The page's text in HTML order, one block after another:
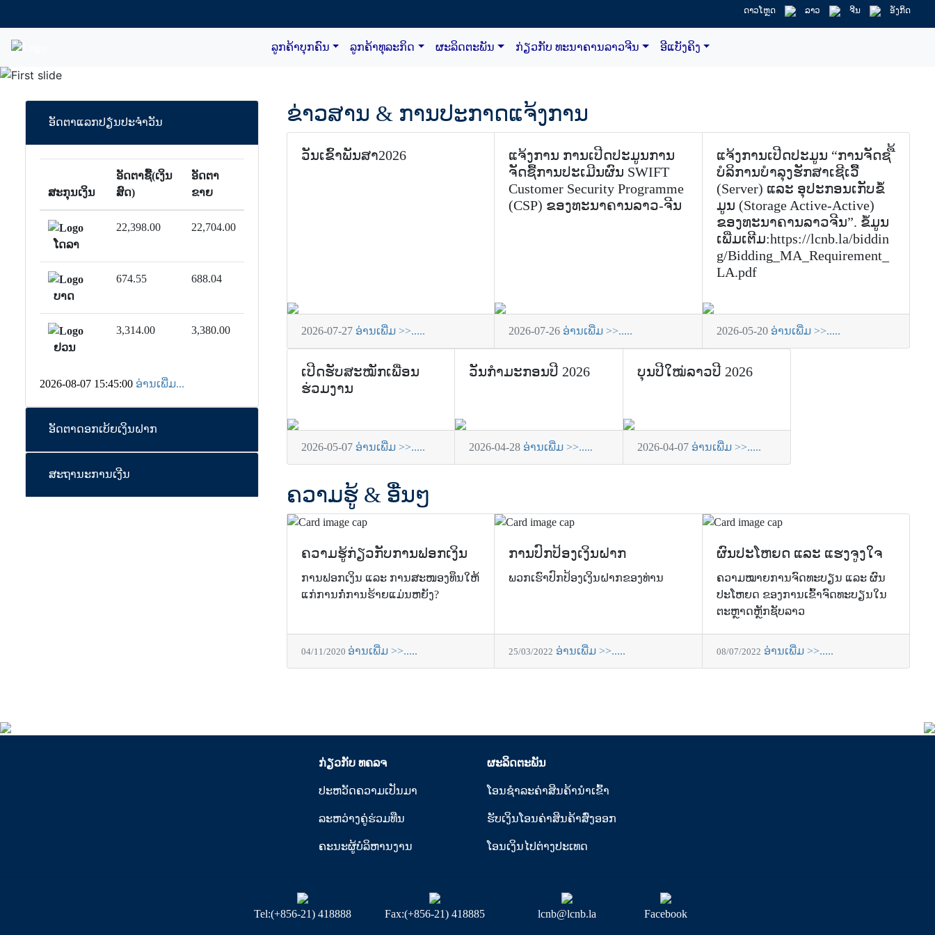
ດາວໂຫຼດ ລາວ ຈີນ ອັງກິດ
ລູກຄ້າບຸກຄົນ ລູກຄ້າທຸລະກິດ ຜະລິດຕະພັນ ກ່ຽວກັບ ທະນາຄານລາວຈີນ ອີແບັງຄິງ
ອັດຕາແລກປຽ່ນປະຈຳວັນ
ສະກຸນເງິນ
ອັດຕາຊື້(ເງິນ
ສົດ)
ອັດຕາ
ຂາຍ
ໂດລາ
22,398.00 22,704.00
ບາດ
674.55 688.04
ຢວນ
3,314.00 3,380.00
2026-08-07 15:45:00 ອ່ານເພີ່ມ...
ອັດຕາດອກເບ້ຍເງິນຝາກ
ສະຖານະການເງີນ
ຂ່າວສານ & ການປະກາດແຈ້ງການ
ວັນເຂົ້າພັນສາ2026
2026-07-27 ອ່ານເພີ່ມ >>.....
ແຈ້ງການ ການເປີດປະມູນການ
ຈັດຊື້ການປະເມີນຜົນ SWIFT
Customer Security Programme
(CSP) ຂອງທະນາຄານລາວ-ຈີນ
2026-07-26 ອ່ານເພີ່ມ >>.....
ແຈ້ງການເປີດປະມູນ “ການຈັດຊ ື້
ບໍລິການບໍາລຸງຮັກສາເຊີເວີື້
(Server) ແລະ ອຸປະກອນເກັບຂໍໍ້
ມູນ (Storage Active-Active)
ຂອງທະນາຄານລາວຈີນ”. ຂໍ້ມູນ
ເພີ່ມເຕີມ:https://lcnb.la/biddin
g/Bidding_MA_Requirement_
LA.pdf
2026-05-20 ອ່ານເພີ່ມ >>.....
ເປີດຮັບສະໝັກເພື່ອນ
ຮ່ວມງານ
2026-05-07 ອ່ານເພີ່ມ >>.....
ວັນກຳມະກອນປີ 2026
2026-04-28 ອ່ານເພີ່ມ >>.....
ບຸນປີໃໝ່ລາວປີ 2026
2026-04-07 ອ່ານເພີ່ມ >>.....
ຄວາມຮູ້ & ອື່ນໆ
ຄວາມຮູ້ກ່ຽວກັບການຟອກເງິນ
ການຟອກເງິນ ແລະ ການສະໜອງທຶນໃຫ້
ແກ່ການກໍ່ການຮ້າຍແມ່ນຫຍັງ?
04/11/2020 ອ່ານເພີ່ມ >>.....
ການປົກປ້ອງເງິນຝາກ
ພວກເຮົາປົກປ້ອງເງິນຝາກຂອງທ່ານ
25/03/2022 ອ່ານເພີ່ມ >>.....
ຜົນປະໂຫຍດ ແລະ ແຮງຈູງໃຈ
ຄວາມໝາຍການຈົດທະບຽນ ແລະ ຜົນ
ປະໂຫຍດ ຂອງການເຂົ້າຈົດທະບຽນໃນ
ຕະຫຼາດຫຼັກຊັບລາວ
08/07/2022 ອ່ານເພີ່ມ >>.....
ກ່ຽວກັບ ທຄລຈ
ປະຫວັດຄວາມເປັນມາ
ລະຫວ່າງຄູ່ຮ່ວມທືນ
ຄະນະຜູ້ບໍລິຫານງານ
ຜະລິດຕະພັນ
ໂອນຊໍາລະຄ່າສິນຄ້ານໍາເຂົ້າ
ຮັບເງິນໂອນຄ່າສິນຄ້າສົ່ງອອກ
ໂອນເງິນໄປຕ່າງປະເທດ
Tel:(+856-21) 418888 Fax:(+856-21) 418885 lcnb@lcnb.la Facebook